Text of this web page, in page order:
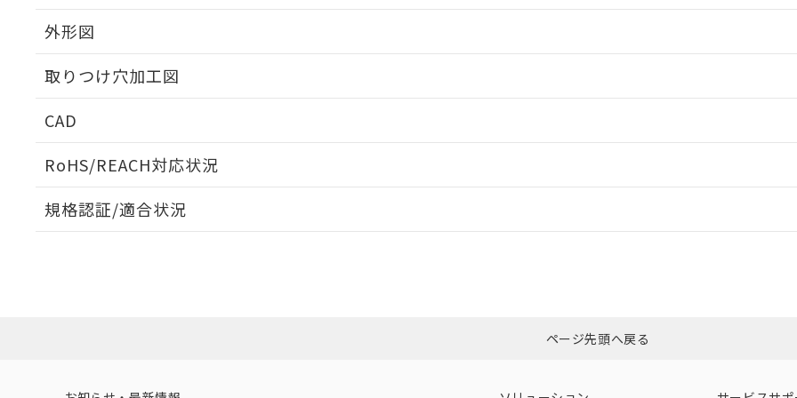
外形図
取りつけ穴加工図
CAD
RoHS/REACH対応状況
EU RoHS 注意事項・凡例
ダウンロードはこちら
規格認証/適合状況
ページ先頭へ戻る